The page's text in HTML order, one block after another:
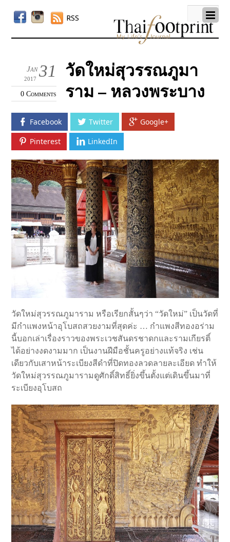
RSS
31
Jan
2017
0 Comments
วัดใหม่สุวรรณภูมา
ราม – หลวงพระบาง
Facebook Twitter Google+
Pinterest LinkedIn
วัดใหม่สุวรรณภูมาราม หรือเรียกสั้นๆว่า “วัดใหม่” เป็นวัดที่
มีกำแพงหน้าอุโบสถสวยงามที่สุดค่ะ … กำแพงสีทองอร่าม
นี้บอกเล่าเรื่องราวของพระเวชสันดรชาดกและรามเกียรติ์
ได้อย่างงดงามมาก เป็นงานฝีมือชั้นครูอย่างแท้จริง เช่น
เดียวกับเสาหน้าระเบียงสีดำที่ปิดทองลวดลายละเอียด ทำให้
วัดใหม่สุวรรณภูมารามดูศักดิ์สิทธิ์ยิ่งขึ้นตั้งแต่เดินขึ้นมาที่
ระเบียงอุโบสถ